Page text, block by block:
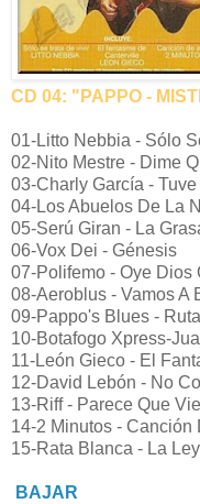
CD 04: "PAPPO -
01-Litto Nebbia - Sólo
02-Nito Mestre - Dime
03-Charly García - Tuve
04-Los Abuelos De La
05-Serú Giran - La
06-Vox Dei - Génesis
07-Polifemo - Oye Dios
08-Aeroblus - Vamos A
09-Pappo's Blues -
10-Botafogo Xpress-
11-León Gieco - El
12-David Lebón - No
13-Riff - Parece Que
14-2 Minutos - Canción
15-Rata Blanca - La
BAJAR